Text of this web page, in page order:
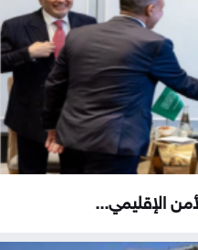
الإقليمي...